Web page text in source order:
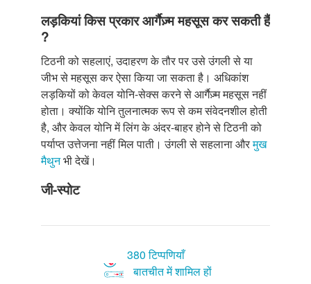
लड़कियां किस प्रकार आर्गैज़्म महसूस कर सकती हैं
?
टिठनी को सहलाएं, उदाहरण के तौर पर उसे उंगली से या
जीभ से महसूस कर ऐसा किया जा सकता है। अधिकांश
लड़कियों को केवल योनि-सेक्स करने से आर्गैज़्म महसूस नहीं
होता। क्योंकि योनि तुलनात्मक रूप से कम संवेदनशील होती
है, और केवल योनि में लिंग के अंदर-बाहर होने से टिठनी को
पर्याप्त उत्तेजना नहीं मिल पाती। उंगली से सहलाना औरमुख
मैथुनभी देखें।
जी-स्पोट
380 टिप्पणियाँ
बातचीत में शामिल हों